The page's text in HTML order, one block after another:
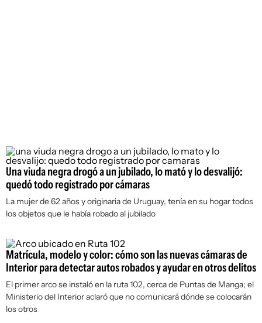
Una viuda negra drogó a un jubilado, lo mató y lo desvalijó:
quedó todo registrado por cámaras
La mujer de 62 años y originaria de Uruguay, tenía en su hogar todos
los objetos que le había robado al jubilado
Matrícula, modelo y color: cómo son las nuevas cámaras de
Interior para detectar autos robados y ayudar en otros delitos
El primer arco se instaló en la ruta 102, cerca de Puntas de Manga; el
Ministerio del Interior aclaró que no comunicará dónde se colocarán
los otros